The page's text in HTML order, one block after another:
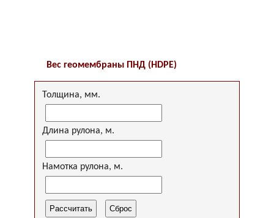
Вес геомембраны ПНД (HDPE)
Толщина, мм.
Длина рулона, м.
Намотка рулона, м.